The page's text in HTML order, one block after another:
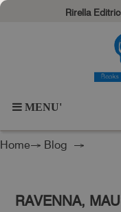
Rirella
MENU'
Home→ Blog →
RAVENNA,